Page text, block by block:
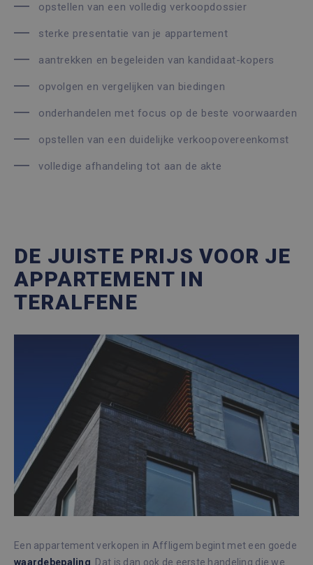
opstellen van een volledig verkoopdossier
sterke presentatie van je appartement
aantrekken en begeleiden van kandidaat-kopers
opvolgen en vergelijken van biedingen
onderhandelen met focus op de beste voorwaarden
opstellen van een duidelijke verkoopovereenkomst
volledige afhandeling tot aan de akte
DE JUISTE PRIJS VOOR JE
APPARTEMENT IN
TERALFENE
Een appartement verkopen in Affligem begint met een goede
waardebepaling . Dat is dan ook de eerste handeling die we